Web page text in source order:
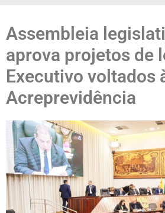
Assembleia
aprova projetos de
Executivo voltados
Acreprevidência